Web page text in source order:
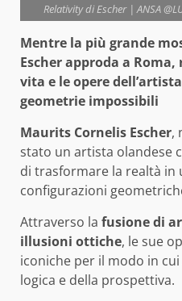
Relativity di Escher | ANSA
Mentre la più grande
Escher approda a
vita e le opere
geometrie impossibili
Maurits Cornelis Escher,
stato un artista olandese
di trasformare la realtà in
configurazioni
Attraverso la fusione di
illusioni ottiche, le sue
iconiche per il modo in
logica e della prospettiva.